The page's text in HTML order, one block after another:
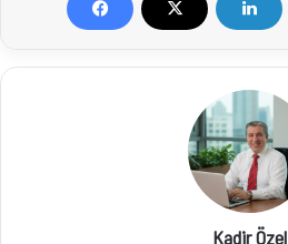
Kadir Özel